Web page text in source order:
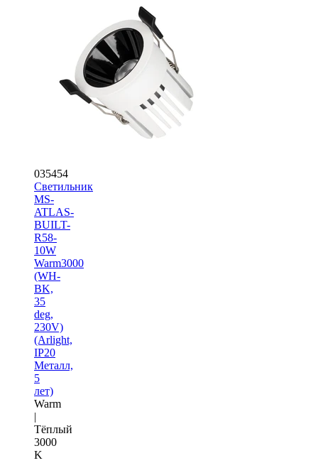
035454
Светильник
MS-
ATLAS-
BUILT-
R58-
10W
Warm3000
(WH-
BK,
35
deg,
230V)
(Arlight,
IP20
Металл,
5
лет)
Warm
|
Тёплый
3000
K